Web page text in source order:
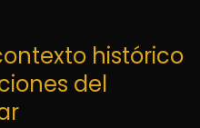
histórico
del